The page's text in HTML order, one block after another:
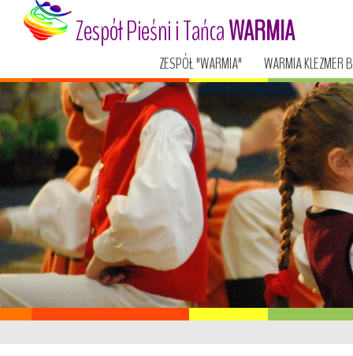
Zespół Pieśni i TańcaWARMIA
ZESPÓŁ "WARMIA" WARMIA KLEZMER